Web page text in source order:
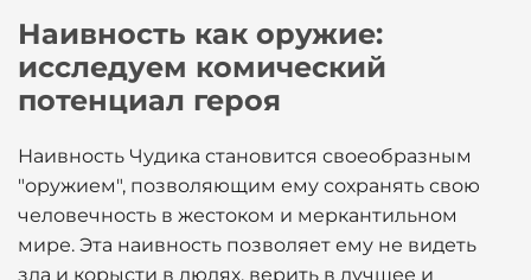
Наивность как оружие:
исследуем комический
потенциал героя
Наивность Чудика становится своеобразным
"оружием", позволяющим ему сохранять свою
человечность в жестоком и меркантильном
мире. Эта наивность позволяет ему не видеть
зла и корысти в людях, верить в лучшее и